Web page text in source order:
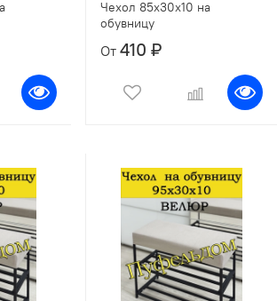
Чехол 85х30х10 на
обувницу
От 410 ₽